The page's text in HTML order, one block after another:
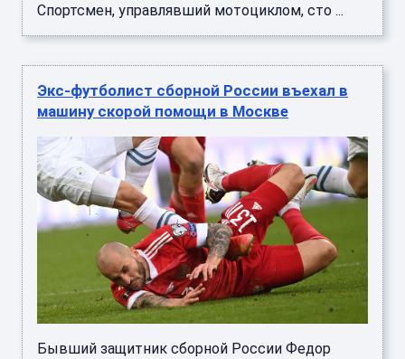
Спортсмен, управлявший мотоциклом, сто ...
Экс-футболист сборной России въехал в
машину скорой помощи в Москве
Бывший защитник сборной России Федор